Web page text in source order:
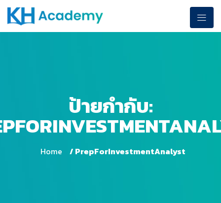
ป้ายกำกับ:
Home / PrepForInvestmentAnalyst